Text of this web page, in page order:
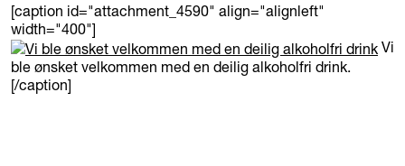
[caption id="attachment_4590" align="alignleft"
width="400"]
Vi
ble ønsket velkommen med en deilig alkoholfri drink.
[/caption]